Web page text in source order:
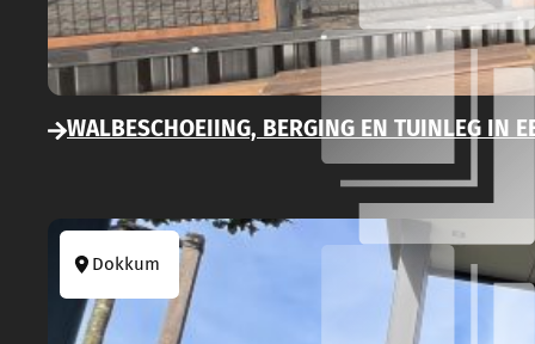
WALBESCHOEIING, BERGING EN TUINLEG IN
Dokkum